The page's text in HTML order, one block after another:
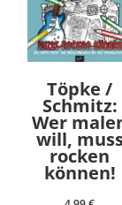
Töpke /
Schmitz:
Wer
will,
rocken
können!